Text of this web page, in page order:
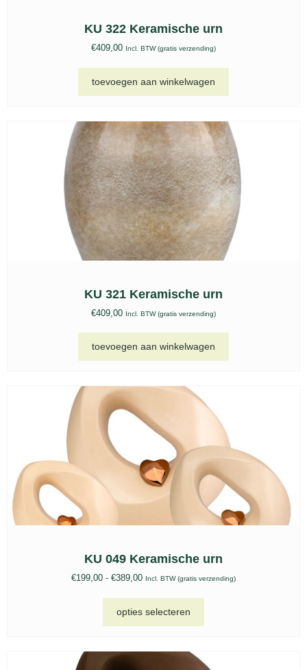
KU 322 Keramische urn
€409,00 Incl. BTW (gratis verzending)
toevoegen aan winkelwagen
KU 321 Keramische urn
€409,00 Incl. BTW (gratis verzending)
toevoegen aan winkelwagen
KU 049 Keramische urn
€199,00 - €389,00 Incl. BTW (gratis verzending)
opties selecteren